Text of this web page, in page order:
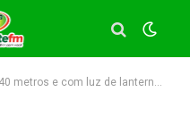
lanternas: bombeiros dão detalhes das buscas por vítimas do desabamento de ponte